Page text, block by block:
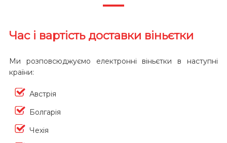
Час і вартість доставки віньєтки
Ми розповсюджуємо електронні віньєтки в наступні
країни:
Австрія
Болгарія
Чехія